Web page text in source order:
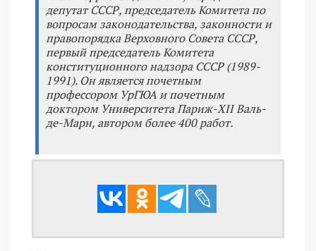
депутат СССР, председатель Комитета по
вопросам законодательства, законности и
правопорядка Верховного Совета СССР,
первый председатель Комитета
конституционного надзора СССР (1989-
1991). Он является почетным
профессором УрГЮА и почетным
доктором Университета Париж-XII Валь-
де-Марн, автором более 400 работ.